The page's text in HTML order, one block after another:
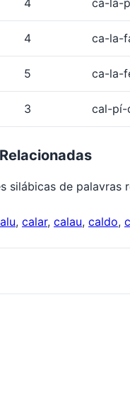
4 ca-la-
4 ca-la-
5 ca-la-
3 cal-pí-
silábicas de palavras
, calar, calau, caldo,